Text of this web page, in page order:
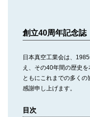
創立40周年記念誌
日本真空工業会は、
え、その40年間の歴史
ともにこれまでの多くの
感謝申し上げます。
目次